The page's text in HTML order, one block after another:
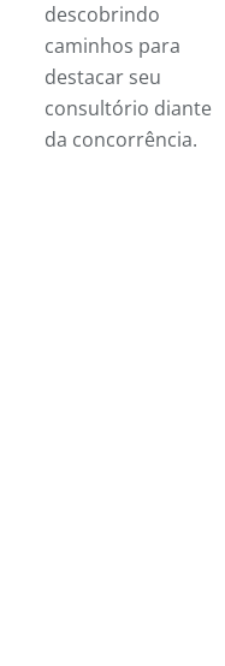
descobrindo
caminhos para
destacar seu
consultório diante
da concorrência.